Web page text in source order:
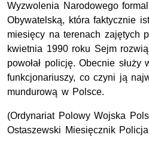
Wyzwolenia Narodowego
Obywatelską, która faktycznie
miesięcy na terenach zajętych
kwietnia 1990 roku Sejm
powołał policję. Obecnie służy
funkcjonariuszy, co czyni ją
mundurową w Polsce.
(Ordynariat Polowy Wojska
Ostaszewski Miesięcznik